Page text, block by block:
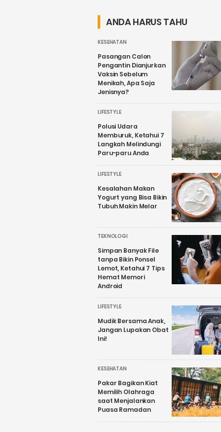
ANDA HARUS TAHU
KESEHATAN
Pasangan Calon
Pengantin Dianjurkan
Vaksin Sebelum
Menikah, Apa Saja
Jenisnya?
LIFESTYLE
Polusi Udara
Memburuk, Ketahui 7
Langkah Melindungi
Paru-paru Anda
LIFESTYLE
Kesalahan Makan
Yogurt yang Bisa Bikin
Tubuh Makin Melar
TEKNOLOGI
Simpan Banyak File
tanpa Bikin Ponsel
Lemot, Ketahui 7 Tips
Hemat Memori
Android
LIFESTYLE
Mudik Bersama Anak,
Jangan Lupakan Obat
Ini!
KESEHATAN
Pakar Bagikan Kiat
Memilih Olahraga
saat Menjalankan
Puasa Ramadan